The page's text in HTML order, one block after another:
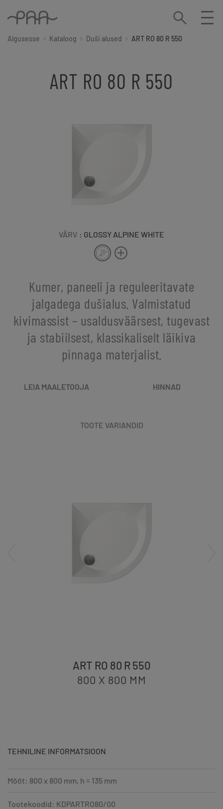
Algusesse Kataloog Duši alused ART RO 80 R 550
ART RO 80 R 550
VÄRV : GLOSSY ALPINE WHITE
Kumer, paneeli ja reguleeritavate
jalgadega dušialus. Valmistatud
kivimassist – usaldusväärsest, tugevast
ja stabiilsest, klassikaliselt läikiva
pinnaga materjalist.
LEIA MAALETOOJA HINNAD
TOOTE VARIANDID
ART RO 80 R 550
800 X 800 MM
TEHNILINE INFORMATSIOON
Mõõt: 800 x 800 mm, h = 135 mm
Tootekoodid: KDPARTRO80/00